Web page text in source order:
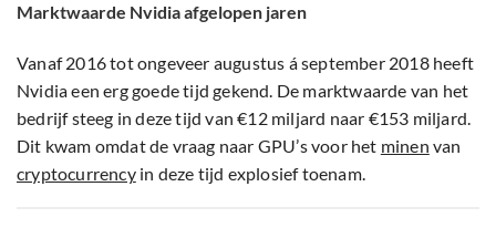
Marktwaarde Nvidia afgelopen jaren
Vanaf 2016 tot ongeveer augustus á september 2018 heeft
Nvidia een erg goede tijd gekend. De marktwaarde van het
bedrijf steeg in deze tijd van €12 miljard naar €153 miljard.
Dit kwam omdat de vraag naar GPU’s voor het minen van
cryptocurrencyin deze tijd explosief toenam.